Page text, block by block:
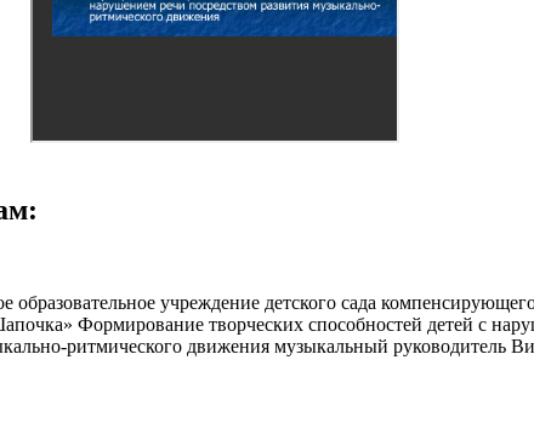
учреждение детского сада
Формирование творческих способностей детей с
ритмического движения музыкальный руководитель